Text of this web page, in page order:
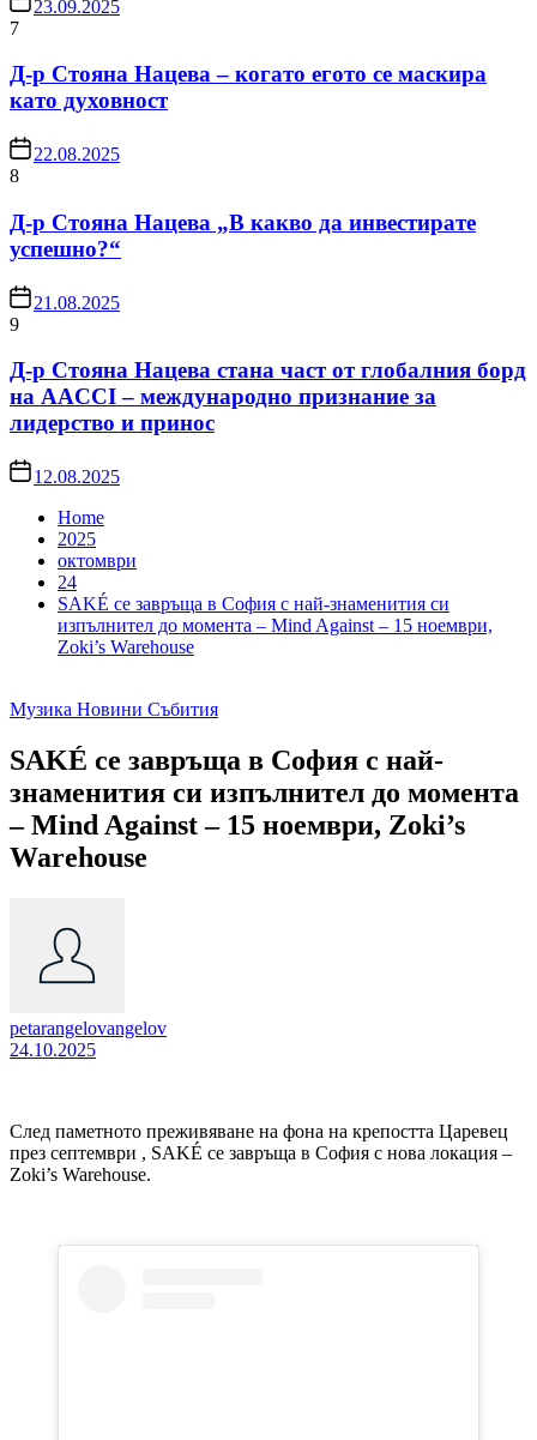
23.09.2025
7
Д-р Стояна Нацева – когато егото се маскира
като духовност
22.08.2025
8
Д-р Стояна Нацева „В какво да инвестирате
успешно?“
21.08.2025
9
Д-р Стояна Нацева стана част от глобалния борд
на AACCI – международно признание за
лидерство и принос
12.08.2025
Home
2025
октомври
24
SAKÉ се завръща в София с най-знаменития си
изпълнител до момента – Mind Against – 15 ноември,
Zoki’s Warehouse
Музика Новини Събития
SAKÉ се завръща в София с най-
знаменития си изпълнител до момента
– Mind Against – 15 ноември, Zoki’s
Warehouse
petarangelovangelov
24.10.2025
След паметното преживяване на фона на крепостта Царевец
през септември , SAKÉ се завръща в София с нова локация –
Zoki’s Warehouse.